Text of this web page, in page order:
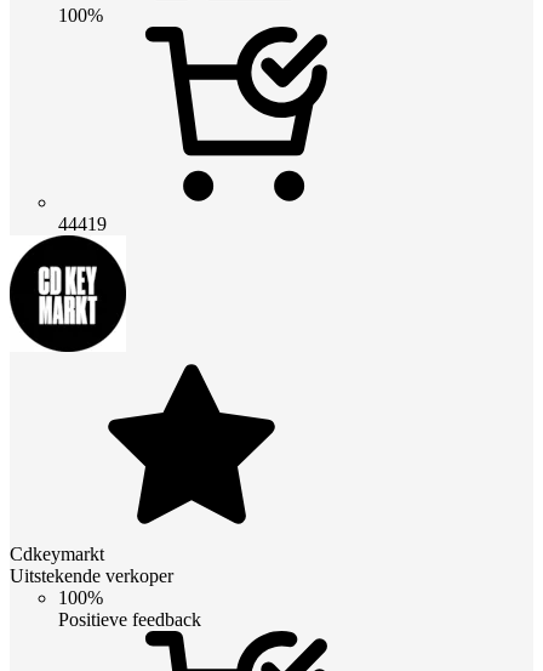
100%
44419
Cdkeymarkt
Uitstekende verkoper
100%
Positieve feedback